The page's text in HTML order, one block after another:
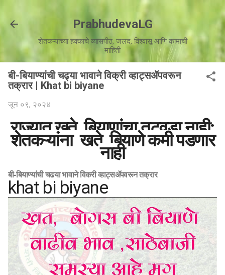
मुख्य सामग्रीवर वगळा
PrabhudevaLG
शेतकऱ्यांच्या हक्काचे व्यासपीठ, जलद, विश्वासू आणि कामाची
माहिती
बी-बियाण्यांची चढ्या भावाने विक्री व्हाट्सॲपवरून
तक्रार | Khat bi biyane
जून ०९, २०२४
राज्यात खते, बियाणांचा तुटवडा नाही;
शेतकऱ्यांना खते, बियाणे कमी पडणार
नाही
बी-बियाण्यांची चढ्या भावाने विक्री व्हाट्सॲपवरून तक्रार
khat bi biyane